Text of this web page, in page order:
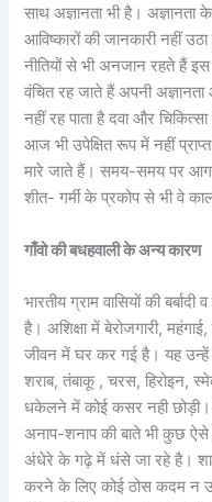
साथ अज्ञानता भी है।
आविष्कारों की जानकारी नहीं
नीतियों से भी अनजान रहते हैं
वंचित रह जाते हैं अपनी
नहीं रह पाता है दवा और
आज भी उपेक्षित रूप में नहीं
मारे जाते हैं। समय-समय पर
शीत- गर्मी के प्रकोप से भी वे
गाँवो की बधहवाली के अन्य कारण
भारतीय ग्राम वासियों की
है। अशिक्षा में बेरोजगारी,
जीवन में घर कर गई है। यह उन्हें
शराब, तंबाकू , चरस, हिरोइन,
धकेलने में कोई कसर नही छोड़ी।
अनाप-शनाप की बाते भी कुछ
अंधेरे के गढ़े में धंसे जा रहे है।
करने के लिए कोई ठोस कदम न